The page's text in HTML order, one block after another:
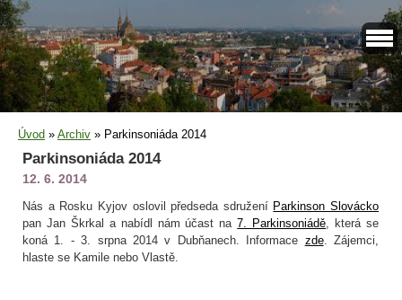
Úvod » Archiv » Parkinsoniáda 2014
Parkinsoniáda 2014
12. 6. 2014
Nás a Rosku Kyjov oslovil předseda sdružení Parkinson Slovácko
pan Jan Škrkal a nabídl nám účast na7. Parkinsoniádě, která se
koná 1. - 3. srpna 2014 v Dubňanech. Informace zde. Zájemci,
hlaste se Kamile nebo Vlastě.